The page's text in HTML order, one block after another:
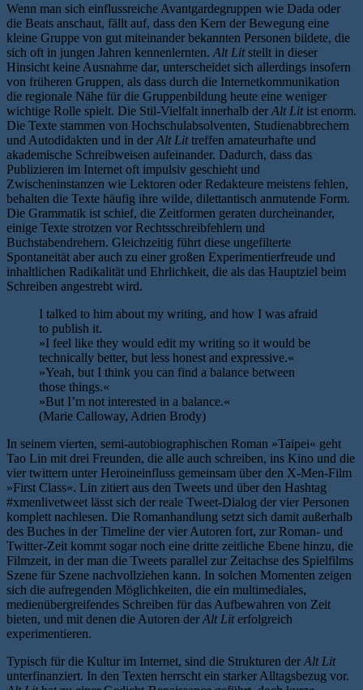
Wenn man sich einflussreiche Avantgardegruppen wie Dada oder
die Beats anschaut, fällt auf, dass den Kern der Bewegung eine
kleine Gruppe von gut miteinander bekannten Personen bildete, die
sich oft in jungen Jahren kennenlernten. Alt Litstellt in dieser
Hinsicht keine Ausnahme dar, unterscheidet sich allerdings insofern
von früheren Gruppen, als dass durch die Internetkommunikation
die regionale Nähe für die Gruppenbildung heute eine weniger
wichtige Rolle spielt. Die Stil-Vielfalt innerhalb der Alt Litist enorm.
Die Texte stammen von Hochschulabsolventen, Studienabbrechern
und Autodidakten und in der Alt Littreffen amateurhafte und
akademische Schreibweisen aufeinander. Dadurch, dass das
Publizieren im Internet oft impulsiv geschieht und
Zwischeninstanzen wie Lektoren oder Redakteure meistens fehlen,
behalten die Texte häufig ihre wilde, dilettantisch anmutende Form.
Die Grammatik ist schief, die Zeitformen geraten durcheinander,
einige Texte strotzen vor Rechtsschreibfehlern und
Buchstabendrehern. Gleichzeitig führt diese ungefilterte
Spontaneität aber auch zu einer großen Experimentierfreude und
inhaltlichen Radikalität und Ehrlichkeit, die als das Hauptziel beim
Schreiben angestrebt wird.
I talked to him about my writing, and how I was afraid
to publish it.
»I feel like they would edit my writing so it would be
technically better, but less honest and expressive.«
»Yeah, but I think you can find a balance between
those things.«
»But I’m not interested in a balance.«
(Marie Calloway, Adrien Brody)
In seinem vierten, semi-autobiographischen Roman »Taipei« geht
Tao Lin mit drei Freunden, die alle auch schreiben, ins Kino und die
vier twittern unter Heroineinfluss gemeinsam über den X-Men-Film
»First Class«. Lin zitiert aus den Tweets und über den Hashtag
#xmenlivetweet lässt sich der reale Tweet-Dialog der vier Personen
komplett nachlesen. Die Romanhandlung setzt sich damit außerhalb
des Buches in der Timeline der vier Autoren fort, zur Roman- und
Twitter-Zeit kommt sogar noch eine dritte zeitliche Ebene hinzu, die
Filmzeit, in der man die Tweets parallel zur Zeitachse des Spielfilms
Szene für Szene nachvollziehen kann. In solchen Momenten zeigen
sich die aufregenden Möglichkeiten, die ein multimediales,
medienübergreifendes Schreiben für das Aufbewahren von Zeit
bieten, und mit denen die Autoren der Alt Literfolgreich
experimentieren.
Typisch für die Kultur im Internet, sind die Strukturen der Alt Lit
unterfinanziert. In den Texten herrscht ein starker Alltagsbezug vor.